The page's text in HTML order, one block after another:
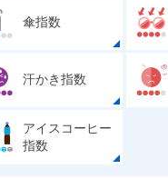
傘指数
汗かき指数
アイスコーヒー
指数